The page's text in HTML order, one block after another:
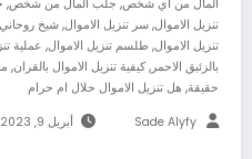
المال من اي شخص جلب المال من شخص
تنزيل الاموال, سر تنزيل الاموال, شيخ روحاني
تنزيل الاموال, طلسم تنزيل الاموال, عملية
بالزئبق الاحمر,كيفية تنزيل الاموال بالقران,
حقيقة, هل تنزيل الاموال حلال ام حرام
Sade Alyfy أبريل 9, 2023